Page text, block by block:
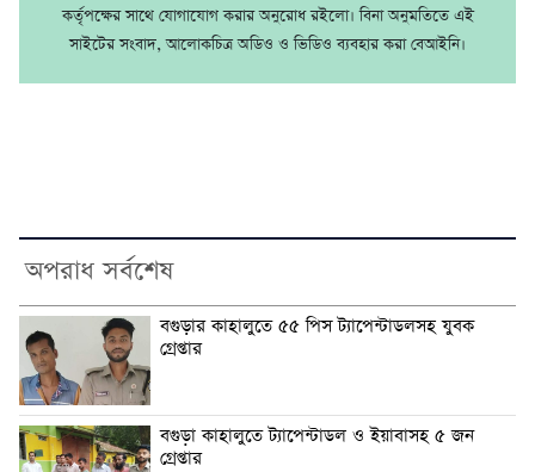
কর্তৃপক্ষের সাথে যোগাযোগ করার অনুরোধ রইলো। বিনা অনুমতিতে এই
সাইটের সংবাদ, আলোকচিত্র অডিও ও ভিডিও ব্যবহার করা বেআইনি।
অপরাধ সর্বশেষ
বগুড়ার কাহালুতে ৫৫ পিস ট্যাপেন্টাডলসহ যুবক
গ্রেপ্তার
বগুড়া কাহালুতে ট্যাপেন্টাডল ও ইয়াবাসহ ৫ জন
গ্রেপ্তার